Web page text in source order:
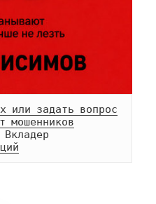
или задать вопрос
мошенников